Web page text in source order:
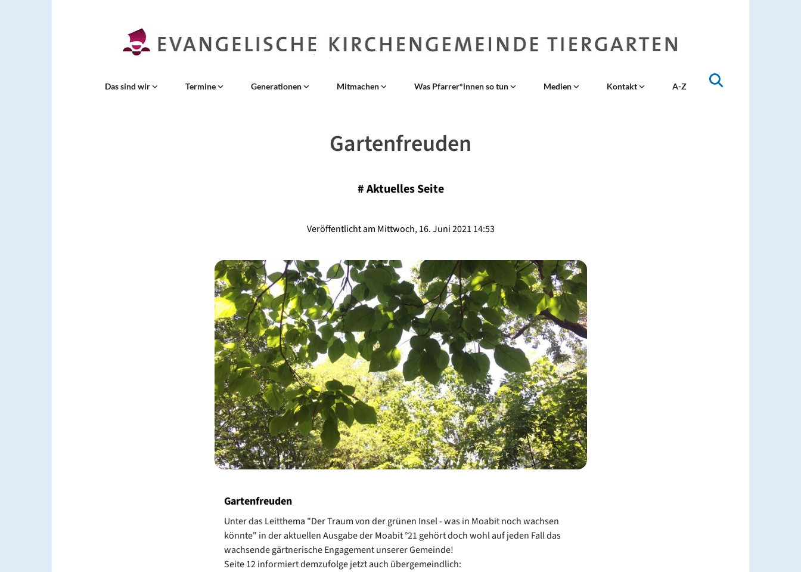
Das sind wir Termine Generationen Mitmachen Was Pfarrer*innen so tun Medien Kontakt A-Z
Gartenfreuden
#Aktuelles Seite
Veröffentlicht am Mittwoch, 16. Juni 2021 14:53
Gartenfreuden
Unter das Leitthema "Der Traum von der grünen Insel - was in Moabit noch wachsen
könnte" in der aktuellen Ausgabe der Moabit °21 gehört doch wohl auf jeden Fall das
wachsende gärtnerische Engagement unserer Gemeinde!
Seite 12 informiert demzufolge jetzt auch übergemeindlich: